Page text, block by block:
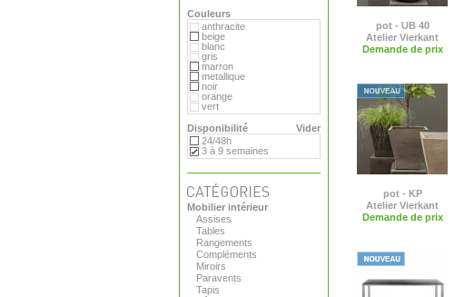
Gandia Blasco
Magis
Paola Lenti
Roger Pradier
Royal VKB
Serralunga
Sywawa
Tribu
Versus
Virages
Couleurs
anthracite
beige
blanc
gris
marron
metallique
noir
orange
vert
Vider
Disponibilité
24/48h
3 à 9 semaines
Mobilier intérieur
Assises
Tables
Rangements
Compléments
Miroirs
Paravents
Tapis
pot - UB 40
Atelier Vierkant
Demande de prix
pot - KP
Atelier Vierkant
Demande de prix